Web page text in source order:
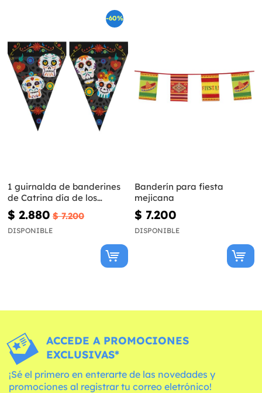
-60%
1 guirnalda de banderines
de Catrina día de los
muertos- Day of the Dead
$ 2.880 $ 7.200
DISPONIBLE
Banderín para fiesta
mejicana
$ 7.200
DISPONIBLE
ACCEDE A PROMOCIONES
EXCLUSIVAS*
¡Sé el primero en enterarte de las novedades y
promociones al registrar tu correo eletrónico!